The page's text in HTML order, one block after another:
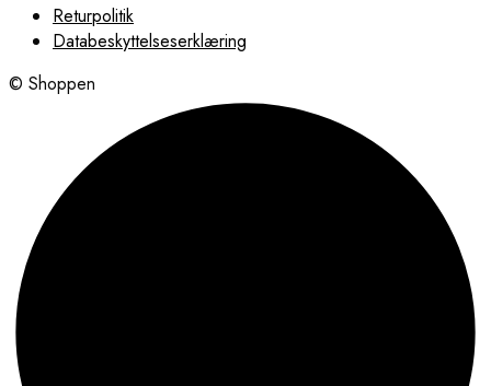
Returpolitik
Databeskyttelseserklæring
© Shoppen